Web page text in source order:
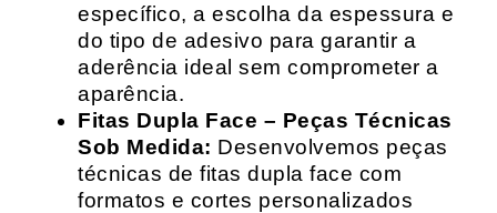
específico, a escolha da espessura e
do tipo de adesivo para garantir a
aderência ideal sem comprometer a
aparência.
Fitas Dupla Face – Peças Técnicas
Sob Medida: Desenvolvemos peças
técnicas de fitas dupla face com
formatos e cortes personalizados